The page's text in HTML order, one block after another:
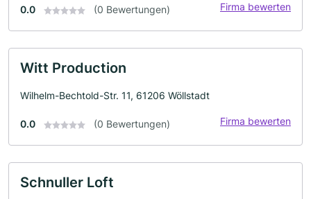
0.0 (0 Bewertungen) Firma bewerten
Witt Production
Wilhelm-Bechtold-Str. 11, 61206 Wöllstadt
0.0 (0 Bewertungen) Firma bewerten
Schnuller Loft